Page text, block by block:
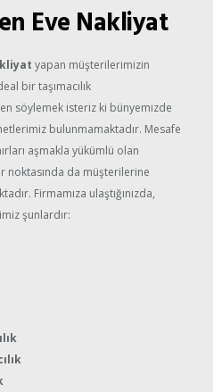
Eve Nakliyat
yapan müşterilerimizin
bir taşımacılık
söylemek isteriz ki bünyemizde
bulunmamaktadır. Mesafe
aşmakla yükümlü olan
noktasında da müşterilerine
Firmamıza ulaştığınızda,
şunlardır: